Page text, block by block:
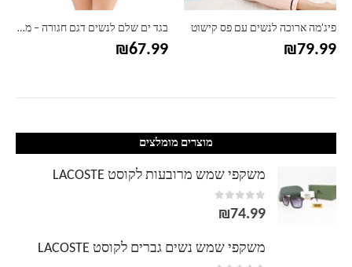
פיג'מה ארוכה לנשים עם פס קישוט
₪79.99
בגד ים שלם לנשים דגם חגורה – מידות גדולות
₪67.99
מוצרים מומלצים
משקפי שמש מרובעות לקוסט LACOSTE
0
out of 5
₪74.99
משקפי שמש נשים גברים לקוסט LACOSTE